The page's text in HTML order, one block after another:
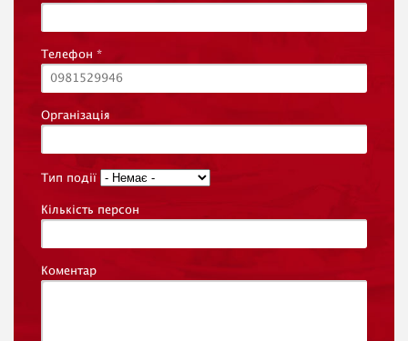
Телефон *
Організація
Тип події
Кількість персон
Коментар